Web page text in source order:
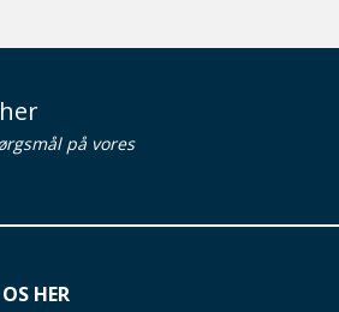
på vores
HER